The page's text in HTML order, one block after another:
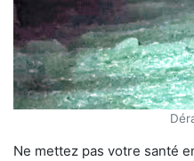
Ne mettez pas votre santé